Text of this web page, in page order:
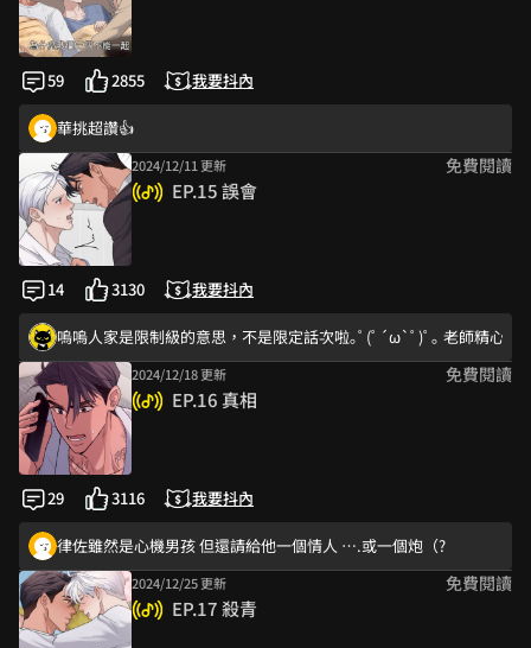
😍😍😍
要開始矛盾了
好好看～～
區區兩跟
兩組cp我都很磕
59 2855 我要抖內
華挑超讚👍
小孩子才做選擇 我全部都要 然後影后超好看
3p
3P+1
3p!!!
華挑超讚👍
2024/12/11 更新 免費閱讀
EP.15 誤會
14 3130 我要抖內
嗚嗚人家是限制級的意思，不是限定話次啦｡ﾟ(ﾟ´ω`ﾟ)ﾟ｡ 老師精心
為啥限定話次要收費！
好難過喔⋯⋯⋯花明一定不希望自己是因為這樣而哭出來的⋯⋯⋯
天呐 后面不会要追妻了吧！
不……好心痛……🥹
2024/12/18 更新 免費閱讀
EP.16 真相
29 3116 我要抖內
律佐雖然是心機男孩 但還請給他一個情人 ….或一個炮（?
律佐也是真愛，雖然前面讓他們誤會吵架了
2024/12/25 更新 免費閱讀
EP.17 殺青